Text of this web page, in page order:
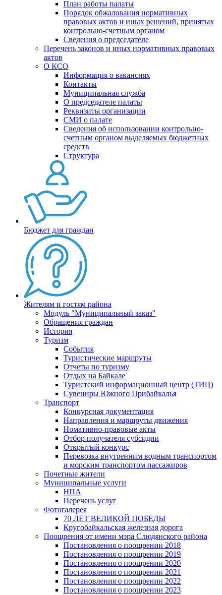
План работы палаты
Порядок обжалования нормативных
правовых актов и иных решений, принятых
контрольно-счетным органом
Сведения о председателе
Перечень законов и иных нормативных правовых
актов
О КСО
Информация о вакансиях
Контакты
Муниципальная служба
О председателе палаты
Реквизиты организации
СМИ о палате
Сведения об использовании контрольно-
счетным органом выделяемых бюджетных
средств
Структура
Бюджет для граждан
Жителям и гостям района
Модуль "Муниципальный заказ"
Обращения граждан
История
Туризм
События
Туристические маршруты
Отчеты по туризму
Отдых на Байкале
Туристский информационный центр (ТИЦ)
Сувениры Южного Прибайкалья
Транспорт
Конкурсная документация
Направления и маршруты движения
Номативно-правовые акты
Отбор получателя субсидии
Открытый конкурс
Перевозка внутренним водным транспортом
и морским транспортом пассажиров
Почетные жители
Муниципальные услуги
НПА
Перечень услуг
Фотогалерея
70 ЛЕТ ВЕЛИКОЙ ПОБЕДЫ
Кругобайкальская железная дорога
Поощрения от имени мэра Слюдянского района
Постановления о поощрении 2018
Постановления о поощрении 2019
Постановления о поощрении 2020
Постановления о поощрении 2021
Постановления о поощрении 2022
Постановления о поощрении 2023